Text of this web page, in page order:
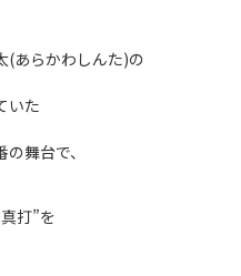
(あらかわしんた)の
いた
舞台で、
打”を